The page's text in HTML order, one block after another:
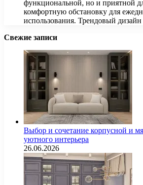
функциональной, но и приятной
комфортную обстановку для
использования. Трендовый
Свежие записи
Выбор и сочетание корпусной и
уютного интерьера
26.06.2026